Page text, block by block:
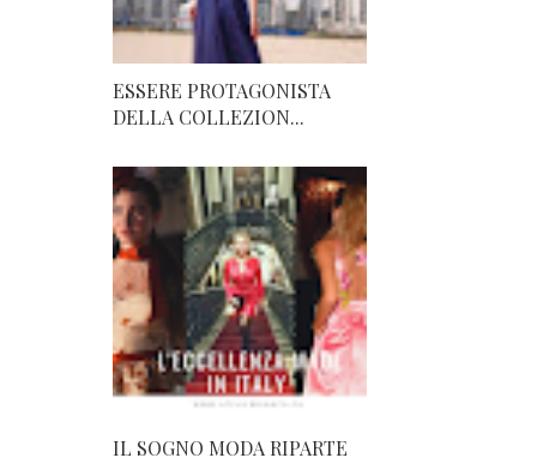
ESSERE PROTAGONISTA
DELLA COLLEZION...
IL SOGNO MODA RIPARTE